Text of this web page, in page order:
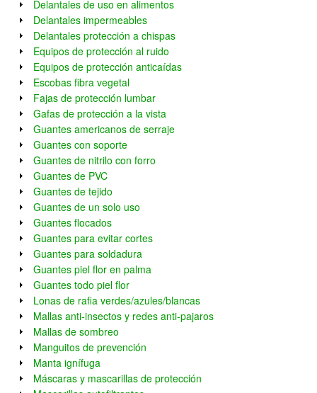
Delantales de uso en alimentos
Delantales impermeables
Delantales protección a chispas
Equipos de protección al ruido
Equipos de protección anticaídas
Escobas fibra vegetal
Fajas de protección lumbar
Gafas de protección a la vista
Guantes americanos de serraje
Guantes con soporte
Guantes de nitrilo con forro
Guantes de PVC
Guantes de tejido
Guantes de un solo uso
Guantes flocados
Guantes para evitar cortes
Guantes para soldadura
Guantes piel flor en palma
Guantes todo piel flor
Lonas de rafia verdes/azules/blancas
Mallas anti-insectos y redes anti-pajaros
Mallas de sombreo
Manguitos de prevención
Manta ignífuga
Máscaras y mascarillas de protección